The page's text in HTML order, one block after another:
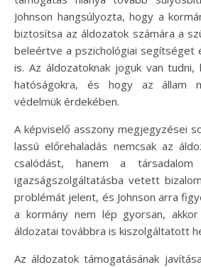
Johnson hangsúlyozta, hogy a
biztosítsa az áldozatok számára a
beleértve a pszichológiai segítséget
is. Az áldozatoknak joguk van tudni,
hatóságokra, és hogy az állam
védelmük érdekében.
A képviselő asszony megjegyzései
lassú előrehaladás nemcsak az
csalódást, hanem a
igazságszolgáltatásba vetett
problémát jelent, és Johnson arra
a kormány nem lép gyorsan, akkor
áldozatai továbbra is kiszolgáltatott
Az áldozatok támogatásának